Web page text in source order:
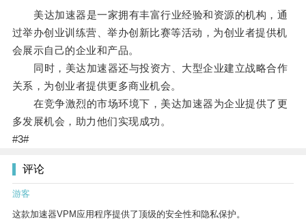
美达加速器是一家拥有丰富行业经验和资源的机构，通
过举办创业训练营、举办创新比赛等活动，为创业者提供机
会展示自己的企业和产品。
同时，美达加速器还与投资方、大型企业建立战略合作
关系，为创业者提供更多商业机会。
在竞争激烈的市场环境下，美达加速器为企业提供了更
多发展机会，助力他们实现成功。
#3#
评论
游客
这款加速器VPM应用程序提供了顶级的安全性和隐私保护。